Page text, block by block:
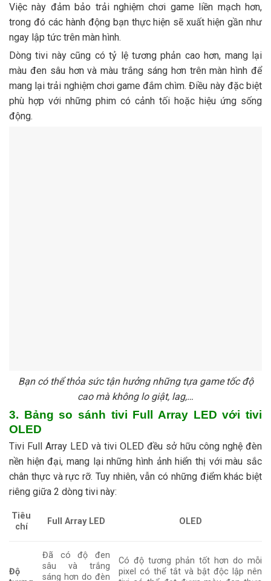
Việc này đảm bảo trải nghiệm chơi game liền mạch hơn,
trong đó các hành động bạn thực hiện sẽ xuất hiện gần như
ngay lập tức trên màn hình.
Dòng tivi này cũng có tỷ lệ tương phản cao hơn, mang lại
màu đen sâu hơn và màu trắng sáng hơn trên màn hình để
mang lại trải nghiệm chơi game đắm chìm. Điều này đặc biệt
phù hợp với những phim có cảnh tối hoặc hiệu ứng sống
động.
Bạn có thể thỏa sức tận hưởng những tựa game tốc độ
cao mà không lo giật, lag,…
3. Bảng so sánh tivi Full Array LED với tivi
OLED
Tivi Full Array LED và tivi OLED đều sở hữu công nghệ đèn
nền hiện đại, mang lại những hình ảnh hiển thị với màu sắc
chân thực và rực rỡ. Tuy nhiên, vẫn có những điểm khác biệt
riêng giữa 2 dòng tivi này:
Tiêu
chí
Full Array LED OLED
Độ
Đã có độ đen
sâu và trắng
sáng hơn do đèn
Có độ tương phản tốt hơn do mỗi
pixel có thể tắt và bật độc lập nên